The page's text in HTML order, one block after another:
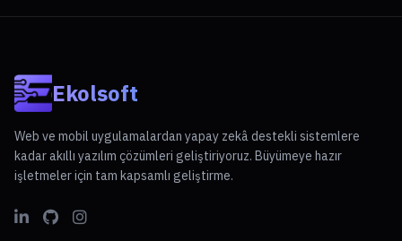
Ekolsoft
Web ve mobil uygulamalardan yapay zekâ destekli sistemlere
kadar akıllı yazılım çözümleri geliştiriyoruz. Büyümeye hazır
işletmeler için tam kapsamlı geliştirme.